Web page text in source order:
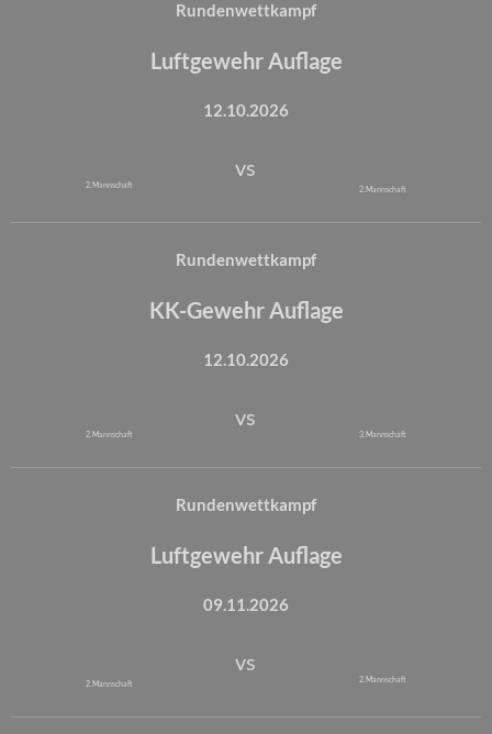
Rundenwettkampf
Luftgewehr Auflage
12.10.2026
2. Mannschaft
vs
2. Mannschaft
Rundenwettkampf
KK-Gewehr Auflage
12.10.2026
2. Mannschaft
vs
3. Mannschaft
Rundenwettkampf
Luftgewehr Auflage
09.11.2026
2. Mannschaft
vs
2. Mannschaft